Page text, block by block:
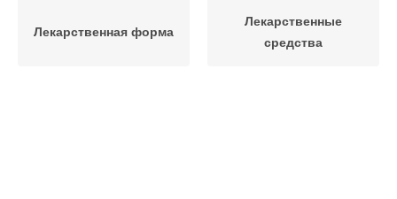
Лекарственная форма
Лекарственные
средства